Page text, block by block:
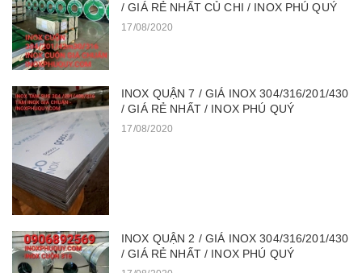
/ GIÁ RẺ NHẤT CỦ CHI / INOX PHÚ QUÝ
17/08/2020
INOX QUẬN 7 / GIÁ INOX 304/316/201/430
/ GIÁ RẺ NHẤT / INOX PHÚ QUÝ
17/08/2020
INOX QUẬN 2 / GIÁ INOX 304/316/201/430
/ GIÁ RẺ NHẤT / INOX PHÚ QUÝ